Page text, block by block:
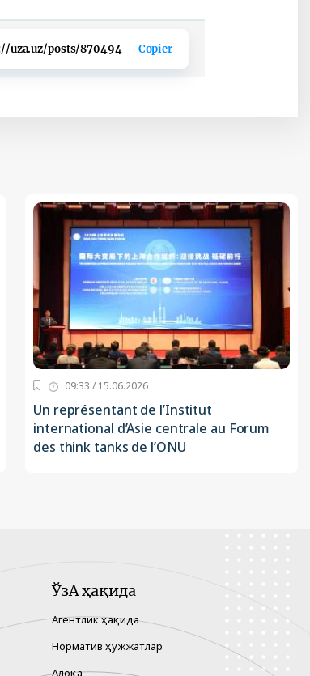
uza.uz/posts/870494 Copier
09:33 / 15.06.2026
Un représentant de l’Institut
international d’Asie centrale au Forum
des think tanks de l’ONU
ЎзА ҳақида
Агентлик ҳақида
Норматив ҳужжатлар
Алоқа